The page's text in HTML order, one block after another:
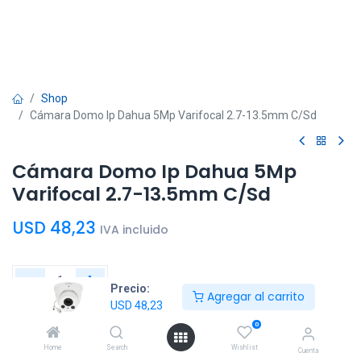
Precio:
USD 48,23
Agregar al carrito
Home Search
0
Wishlist Cuenta
Shop
Cámara Domo Ip Dahua 5Mp Varifocal 2.7-13.5mm C/Sd
Cámara Domo Ip Dahua 5Mp
Varifocal 2.7-13.5mm C/Sd
USD 48,23 IVA incluido
carrito
Comprar
ahora